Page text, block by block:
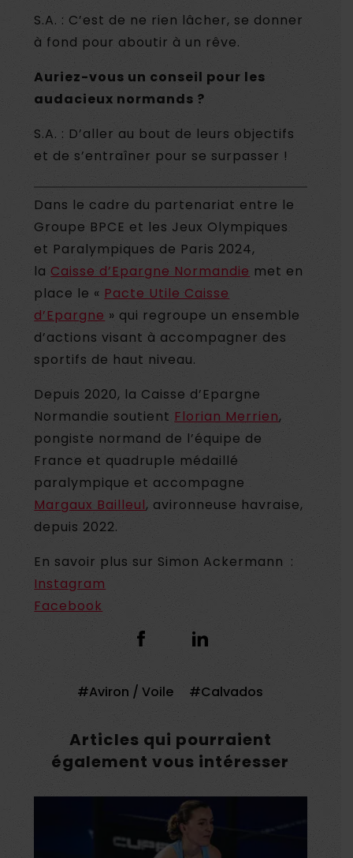
S.A. : C’est de ne rien lâcher, se donner
à fond pour aboutir à un rêve.
Auriez-vous un conseil pour les
audacieux normands ?
S.A. : D’aller au bout de leurs objectifs
et de s’entraîner pour se surpasser !
Dans le cadre du partenariat entre le
Groupe BPCE et les Jeux Olympiques
et Paralympiques de Paris 2024,
la Caisse d’Epargne Normandie met en
place le « Pacte Utile Caisse
d’Epargne » qui regroupe un ensemble
d’actions visant à accompagner des
sportifs de haut niveau.
Depuis 2020, la Caisse d’Epargne
Normandie soutient Florian Merrien,
pongiste normand de l’équipe de
France et quadruple médaillé
paralympique et accompagne
Margaux Bailleul, avironneuse havraise,
depuis 2022.
En savoir plus sur Simon Ackermann :
Instagram
Facebook
Aviron / Voile Calvados
Articles qui pourraient
également vous intéresser